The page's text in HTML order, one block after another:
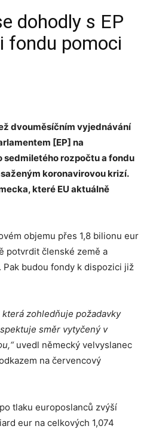
dohodly s EP
fondu pomoci
dvouměsíčním vyjednávání
[EP] na
rozpočtu a fondu
koronavirovou krizí.
které EU aktuálně
objemu přes 1,8 bilionu eur
potvrdit členské země a
budou fondy k dispozici již
zohledňuje požadavky
směr vytyčený v
uvedl německý velvyslanec
na červencový
tlaku europoslanců zvýší
eur na celkových 1,074